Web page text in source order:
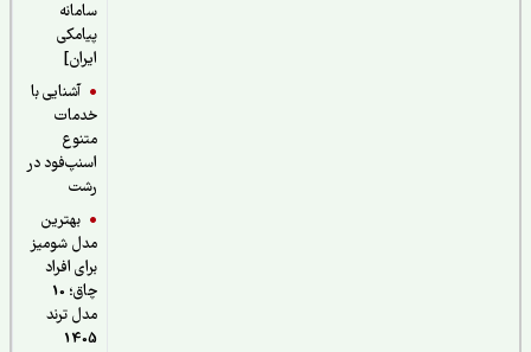
سامانه
پیامکی
آشنایی با
خدمات
اسنپ‌فود در
بهترین
مدل شومیز
برای افراد
چاق؛ 10
مدل ترند